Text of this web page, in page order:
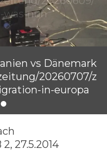
•
vs Dänemark
20260707/z
in-europa
27.5.2014